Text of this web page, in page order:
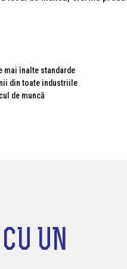
mai înalte standarde
din toate industriile
de muncă
UN